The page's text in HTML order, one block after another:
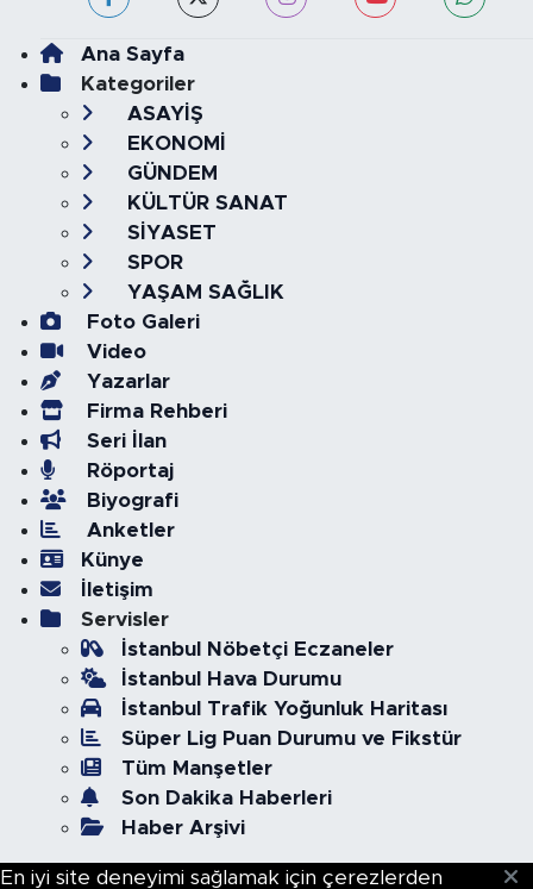
Ana Sayfa
Kategoriler
ASAYİŞ
EKONOMİ
GÜNDEM
KÜLTÜR SANAT
SİYASET
SPOR
YAŞAM SAĞLIK
Foto Galeri
Video
Yazarlar
Firma Rehberi
Seri İlan
Röportaj
Biyografi
Anketler
Künye
İletişim
Servisler
İstanbul Nöbetçi Eczaneler
İstanbul Hava Durumu
İstanbul Trafik Yoğunluk Haritası
Süper Lig Puan Durumu ve Fikstür
Tüm Manşetler
Son Dakika Haberleri
Haber Arşivi
En iyi site deneyimi sağlamak için çerezlerden